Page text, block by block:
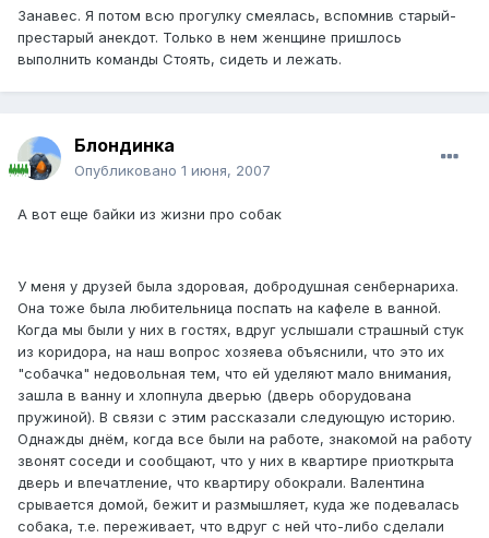
Занавес. Я потом всю прогулку смеялась, вспомнив старый-
престарый анекдот. Только в нем женщине пришлось
выполнить команды Стоять, сидеть и лежать.
Блондинка
Опубликовано 1 июня, 2007
А вот еще байки из жизни про собак
У меня у друзей была здоровая, добродушная сенбернариха.
Она тоже была любительница поспать на кафеле в ванной.
Когда мы были у них в гостях, вдруг услышали страшный стук
из коридора, на наш вопрос хозяева объяснили, что это их
"собачка" недовольная тем, что ей уделяют мало внимания,
зашла в ванну и хлопнула дверью (дверь оборудована
пружиной). В связи с этим рассказали следующую историю.
Однажды днём, когда все были на работе, знакомой на работу
звонят соседи и сообщают, что у них в квартире приоткрыта
дверь и впечатление, что квартиру обокрали. Валентина
срывается домой, бежит и размышляет, куда же подевалась
собака, т.е. переживает, что вдруг с ней что-либо сделали